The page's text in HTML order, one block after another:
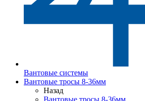
Вантовые системы
Вантовые тросы 8-36мм
Назад
Вантовые тросы 8-36мм